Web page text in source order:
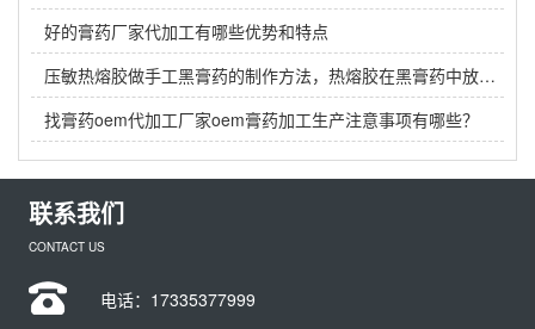
好的膏药厂家代加工有哪些优势和特点
压敏热熔胶做手工黑膏药的制作方法，热熔胶在黑膏药中放多少？
找膏药oem代加工厂家oem膏药加工生产注意事项有哪些？
联系我们
CONTACT US
电话： 17335377999